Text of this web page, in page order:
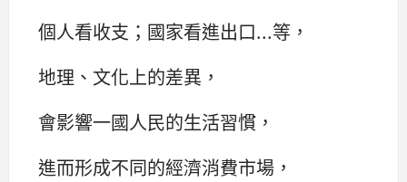
個人看收支；國家看進出口...等，
地理、文化上的差異，
會影響一國人民的生活習慣，
進而形成不同的經濟消費市場，